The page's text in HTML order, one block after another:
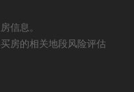
信息。
房的相关地段风险评估